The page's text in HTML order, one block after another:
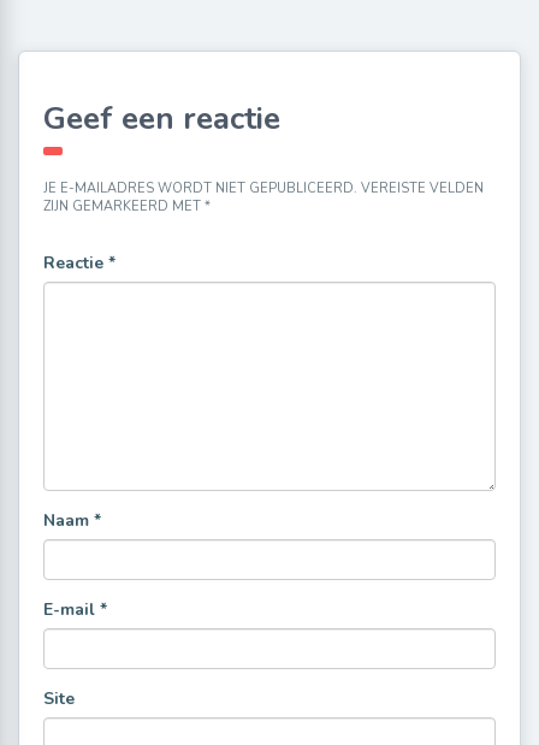
Geef een reactie
JE E-MAILADRES WORDT NIET GEPUBLICEERD. VEREISTE VELDEN
ZIJN GEMARKEERD MET *
Reactie *
Naam *
E-mail *
Site